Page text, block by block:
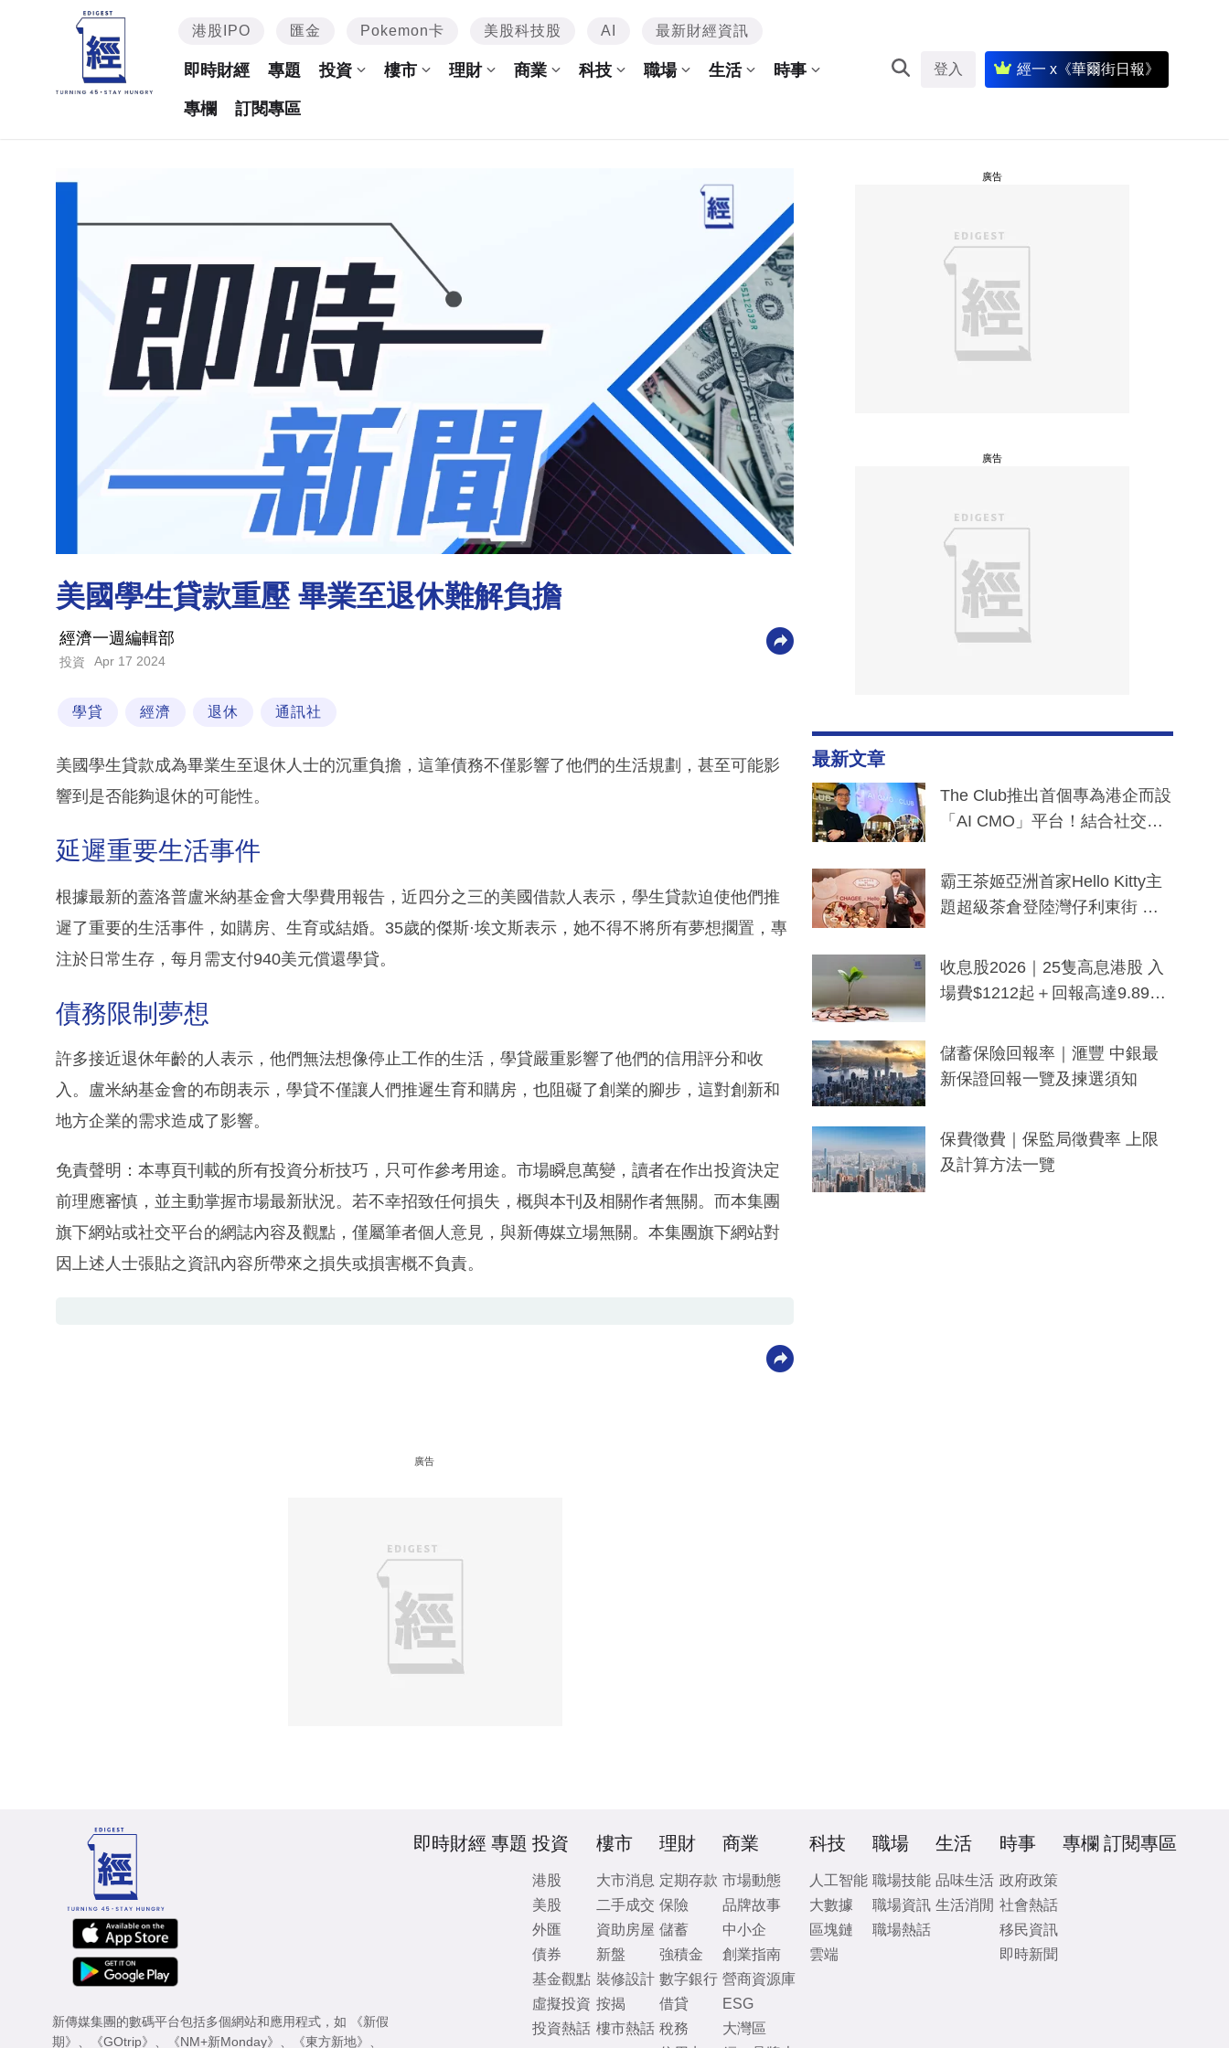
港股IPO 匯金 Pokemon卡 美股科技股 AI 最新財經資訊
即時財經 專題 投資 樓市 理財 商業 科技 職場 生活 時事
專欄 訂閱專區
登入 經一 x《華爾街日報》
美國學生貸款重壓 畢業至退休難解負擔
經濟一週編輯部
投資 Apr 17 2024
學貸 經濟 退休 通訊社
美國學生貸款成為畢業生至退休人士的沉重負擔，這筆債務不僅影響了他們的生活規劃，甚至可能影
響到是否能夠退休的可能性。
延遲重要生活事件
根據最新的蓋洛普盧米納基金會大學費用報告，近四分之三的美國借款人表示，學生貸款迫使他們推
遲了重要的生活事件，如購房、生育或結婚。35歲的傑斯·埃文斯表示，她不得不將所有夢想擱置，專
注於日常生存，每月需支付940美元償還學貸。
債務限制夢想
許多接近退休年齡的人表示，他們無法想像停止工作的生活，學貸嚴重影響了他們的信用評分和收
入。盧米納基金會的布朗表示，學貸不僅讓人們推遲生育和購房，也阻礙了創業的腳步，這對創新和
地方企業的需求造成了影響。
免責聲明：本專頁刊載的所有投資分析技巧，只可作參考用途。市場瞬息萬變，讀者在作出投資決定
前理應審慎，並主動掌握市場最新狀況。若不幸招致任何損失，概與本刊及相關作者無關。而本集團
旗下網站或社交平台的網誌內容及觀點，僅屬筆者個人意見，與新傳媒立場無關。本集團旗下網站對
因上述人士張貼之資訊內容所帶來之損失或損害概不負責。
廣告
廣告
廣告
最新文章
The Club推出首個專為港企而設
「AI CMO」平台！結合社交聆
分鐘生成「貼地」宣傳短片
霸王茶姬亞洲首家Hello Kitty主
題超級茶倉登陸灣仔利東街 推
y及香港限定特調系列
收息股2026｜25隻高息港股 入
場費$1212起＋回報高達9.89
儲蓄保險回報率｜滙豐 中銀最
新保證回報一覽及揀選須知
保費徵費｜保監局徵費率 上限
及計算方法一覽
新傳媒集團的數碼平台包括多個網站和應用程式，如
《新假
期》 、 《GOtrip》 、 《NM+新Monday》 、 《東方新地》 、
即時財經 專題 投資
港股
美股
外匯
債券
基金觀點
虛擬投資
投資熱話
樓市
大市消息
二手成交
資助房屋
新盤
裝修設計
按揭
樓市熱話
理財
定期存款
保險
儲蓄
強積金
數字銀行
借貸
稅務
商業
市場動態
品牌故事
中小企
創業指南
營商資源庫
ESG
大灣區
科技
人工智能
大數據
區塊鏈
雲端
職場
職場技能
職場資訊
職場熱話
生活
品味生活
生活消閒
時事
政府政策
社會熱話
移民資訊
即時新聞
專欄 訂閱專區